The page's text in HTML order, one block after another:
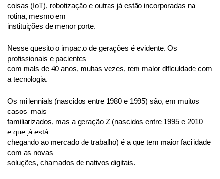
coisas (IoT), robotização e outras já estão incorporadas na
rotina, mesmo em
instituições de menor porte.
Nesse quesito o impacto de gerações é evidente. Os
profissionais e pacientes
com mais de 40 anos, muitas vezes, tem maior dificuldade com
a tecnologia.
Os millennials (nascidos entre 1980 e 1995) são, em muitos
casos, mais
familiarizados, mas a geração Z (nascidos entre 1995 e 2010 –
e que já está
chegando ao mercado de trabalho) é a que tem maior facilidade
com as novas
soluções, chamados de nativos digitais.